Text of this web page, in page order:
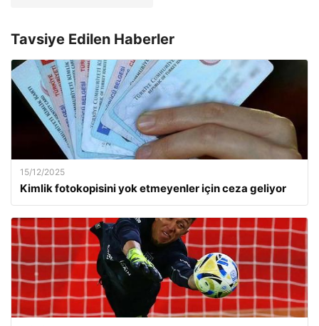
Tavsiye Edilen Haberler
15/12/2025
Kimlik fotokopisini yok etmeyenler için ceza geliyor